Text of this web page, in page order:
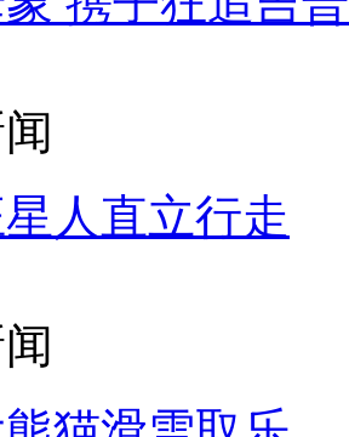
人直立行走